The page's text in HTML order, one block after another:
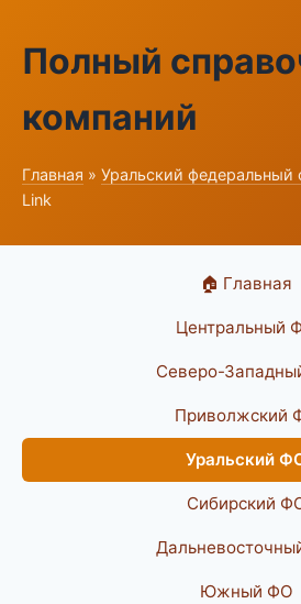
Полный
компаний
Главная » Уральский федеральный
Link
🏠 Главная
Центральный
Северо-
Приволжский
Уральский
Сибирский
Южный ФО